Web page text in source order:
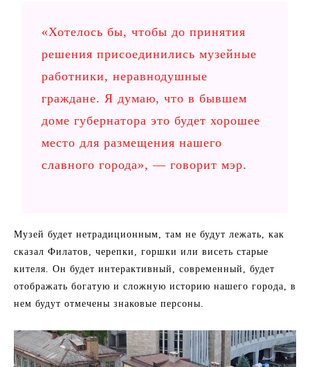
«Хотелось бы, чтобы до принятия
решения присоединились музейные
работники, неравнодушные
граждане. Я думаю, что в бывшем
доме губернатора это будет хорошее
место для размещения нашего
славного города», — говорит мэр.
Музей будет нетрадиционным, там не будут лежать, как
сказал Филатов, черепки, горшки или висеть старые
кителя. Он будет интерактивный, современный, будет
отображать богатую и сложную историю нашего города, в
нем будут отмечены знаковые персоны.